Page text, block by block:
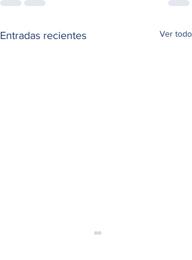
Entradas recientes Ver todo